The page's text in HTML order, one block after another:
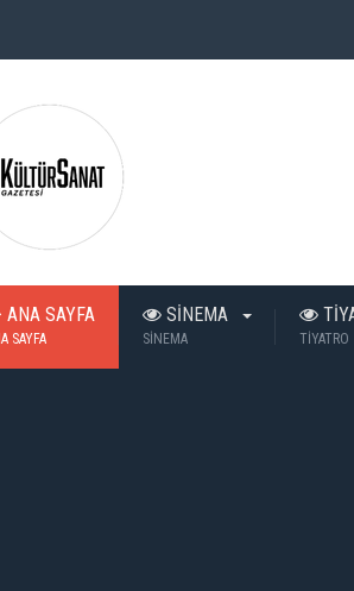
ANA SAYFA
SAYFA
SİNEMA
SİNEMA TİYATRO